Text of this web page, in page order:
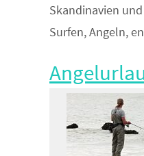
Skandinavien
Surfen, Angeln,